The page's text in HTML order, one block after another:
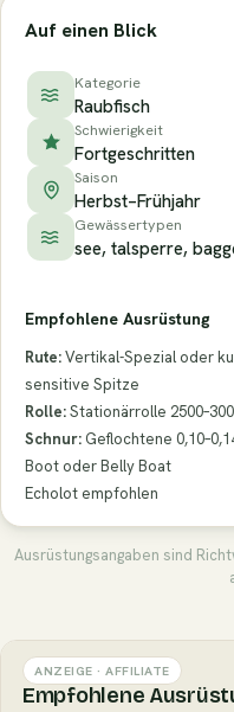
Auf einen Blick
Kategorie
Raubfisch
Schwierigkeit
Fortgeschritten
Saison
Herbst–Frühjahr
Gewässertypen
see, talsperre,
Empfohlene Ausrüstung
Rute:Vertikal-Spezial oder
sensitive Spitze
Rolle:Stationärrolle
Schnur: Geflochtene
Boot oder Belly Boat
Echolot empfohlen
Ausrüstungsangaben sind
ANZEIGE · AFFILIATE
Empfohlene